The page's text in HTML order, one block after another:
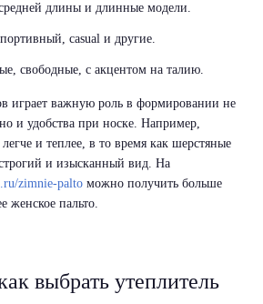
длины и длинные модели.
casual и другие.
свободные, с акцентом на талию.
играет важную роль в формировании не
и удобства при носке. Например,
и теплее, в то время как шерстяные
и изысканный вид. На
zimnie-palto можно получить больше
женское пальто.
выбрать утеплитель